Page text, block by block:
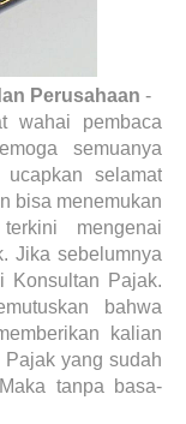
Perusahaan -
wahai pembaca
semuanya
selamat
bisa menemukan
mengenai
Jika sebelumnya
Konsultan Pajak.
bahwa
kalian
yang sudah
tanpa basa-